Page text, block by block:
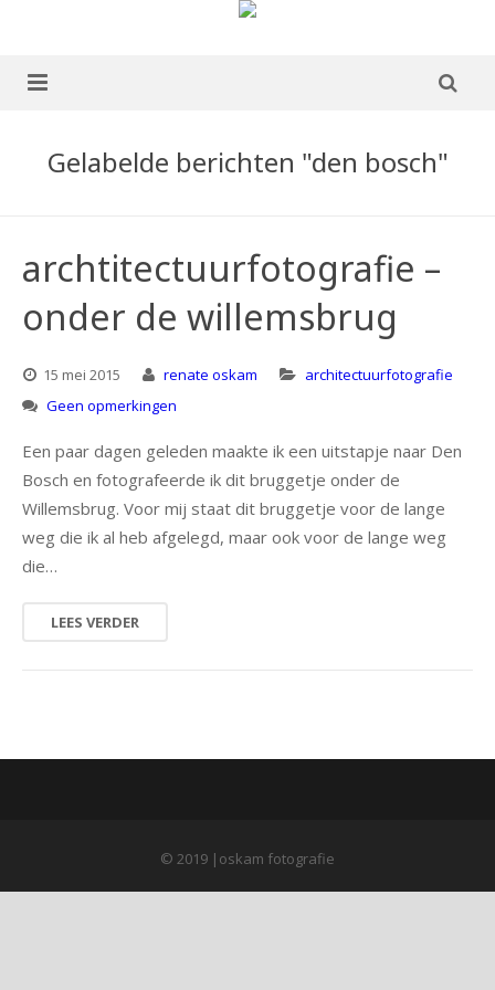
Boek te koop
ervaringen
contact
natuur
Gelabelde berichten "den bosch"
archtitectuurfotografie –
onder de willemsbrug
15 mei 2015 renate oskam
architectuurfotografie
Geen opmerkingen
Een paar dagen geleden maakte ik een uitstapje naar Den
Bosch en fotografeerde ik dit bruggetje onder de
Willemsbrug. Voor mij staat dit bruggetje voor de lange
weg die ik al heb afgelegd, maar ook voor de lange weg
die…
LEES VERDER
© 2019 |oskam fotografie